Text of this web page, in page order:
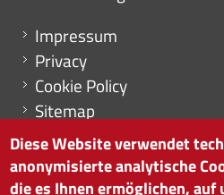
Menu footer
Impressum
Privacy
Cookie Policy
Sitemap
Cookie-Einstellungen
Diese Website verwendet
anonymisierte analytische
die es Ihnen ermöglichen, auf